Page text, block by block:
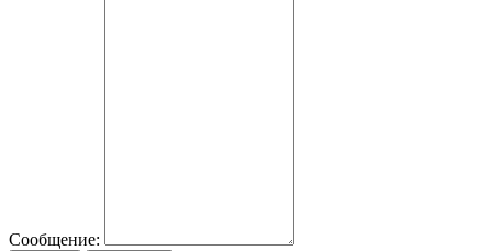
Сообщение: